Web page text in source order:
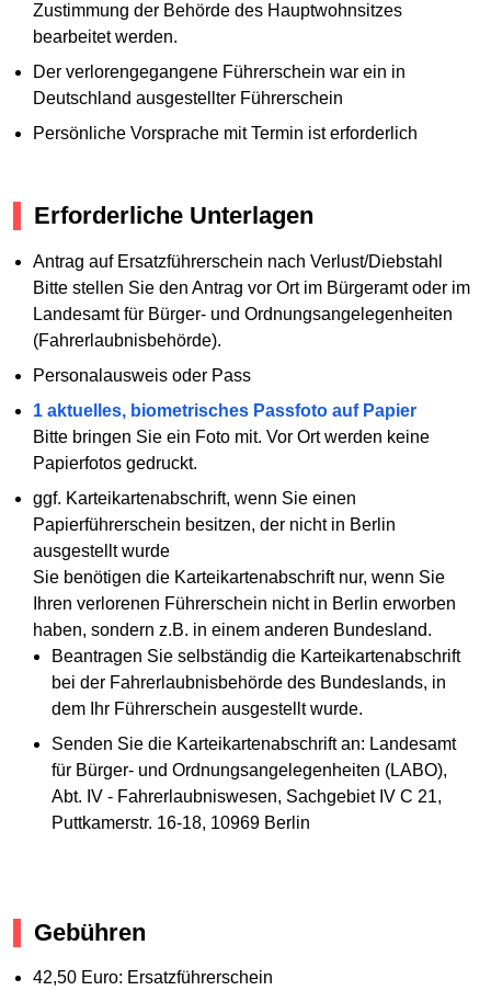
Zustimmung der Behörde des Hauptwohnsitzes
bearbeitet werden.
Der verlorengegangene Führerschein war ein in
Deutschland ausgestellter Führerschein
Persönliche Vorsprache mit Termin ist erforderlich
Erforderliche Unterlagen
Antrag auf Ersatzführerschein nach Verlust/Diebstahl
Bitte stellen Sie den Antrag vor Ort im Bürgeramt oder im
Landesamt für Bürger- und Ordnungsangelegenheiten
(Fahrerlaubnisbehörde).
Personalausweis oder Pass
1 aktuelles, biometrisches Passfoto auf Papier
Bitte bringen Sie ein Foto mit. Vor Ort werden keine
Papierfotos gedruckt.
ggf. Karteikartenabschrift, wenn Sie einen
Papierführerschein besitzen, der nicht in Berlin
ausgestellt wurde
Sie benötigen die Karteikartenabschrift nur, wenn Sie
Ihren verlorenen Führerschein nicht in Berlin erworben
haben, sondern z.B. in einem anderen Bundesland.
Beantragen Sie selbständig die Karteikartenabschrift
bei der Fahrerlaubnisbehörde des Bundeslands, in
dem Ihr Führerschein ausgestellt wurde.
Senden Sie die Karteikartenabschrift an: Landesamt
für Bürger- und Ordnungsangelegenheiten (LABO),
Abt. IV - Fahrerlaubniswesen, Sachgebiet IV C 21,
Puttkamerstr. 16-18, 10969 Berlin
Gebühren
42,50 Euro: Ersatzführerschein